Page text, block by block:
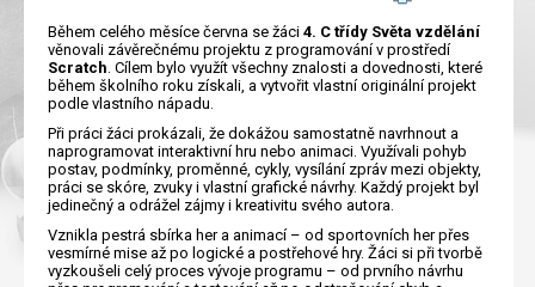
Během celého měsíce června se žáci 4. C třídy Světa vzdělání
věnovali závěrečnému projektu z programování v prostředí
Scratch. Cílem bylo využít všechny znalosti a dovednosti, které
během školního roku získali, a vytvořit vlastní originální projekt
podle vlastního nápadu.
Při práci žáci prokázali, že dokážou samostatně navrhnout a
naprogramovat interaktivní hru nebo animaci. Využívali pohyb
postav, podmínky, proměnné, cykly, vysílání zpráv mezi objekty,
práci se skóre, zvuky i vlastní grafické návrhy. Každý projekt byl
jedinečný a odrážel zájmy i kreativitu svého autora.
Vznikla pestrá sbírka her a animací – od sportovních her přes
vesmírné mise až po logické a postřehové hry. Žáci si při tvorbě
vyzkoušeli celý proces vývoje programu – od prvního návrhu